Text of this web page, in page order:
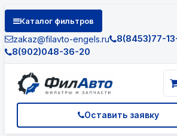
Каталог фильтров
zakaz@filavto-engels.ru
8(8453)77-
8(902)048-36-20
Оставить заявку